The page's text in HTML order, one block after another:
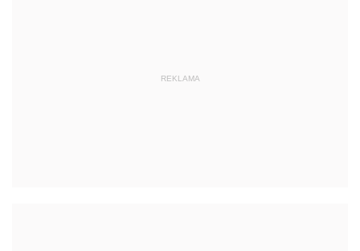
REKLAMA